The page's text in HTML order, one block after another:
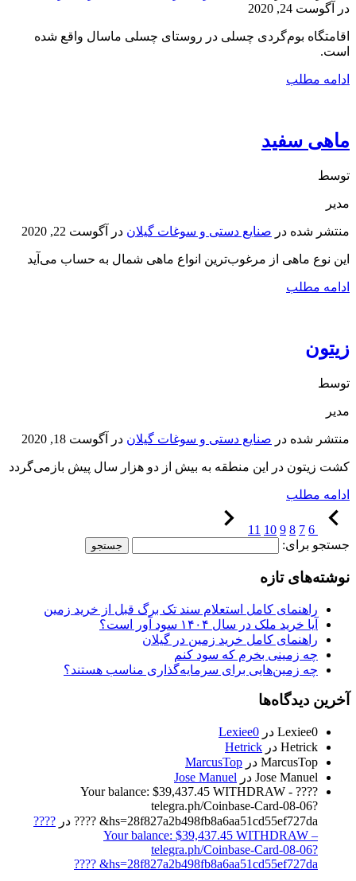
در
آگوست 24, 2020
اقامتگاه بوم‌گردی چسلی در روستای چسلی ماسال واقع شده
است.
ادامه مطلب
ماهی سفید
توسط
مدیر
منتشر شده در صنایع دستی و سوغات گیلان در آگوست 22, 2020
این نوع ماهی از مرغوب‌ترین انواع ماهی شمال به حساب می‌آید
ادامه مطلب
زیتون
توسط
مدیر
منتشر شده در صنایع دستی و سوغات گیلان در آگوست 18, 2020
کشت زیتون در این منطقه به بیش از دو هزار سال پیش بازمی‌گردد
ادامه مطلب
6
7
8
9
10
11
جستجو برای:
نوشته‌های تازه
راهنمای کامل استعلام سند تک برگ قبل از خرید زمین
آیا خرید ملک در سال ۱۴۰۴ سود آور است؟
راهنمای کامل خرید زمین در گیلان
چه زمینی بخرم که سود کنم
چه زمین‌هایی برای سرمایه‌گذاری مناسب هستند؟
آخرین دیدگاه‌ها
Lexiee0 در Lexiee0
Hetrick در Hetrick
MarcusTop در MarcusTop
Jose Manuel در Jose Manuel
????️ Your balance: $39,437.45 WITHDRAW -
telegra.ph/Coinbase-Card-08-06?
hs=28f827a2b498fb8a6aa51cd55ef727da& ????️
در ????️
Your balance: $39,437.45 WITHDRAW –
telegra.ph/Coinbase-Card-08-06?
hs=28f827a2b498fb8a6aa51cd55ef727da& ????️